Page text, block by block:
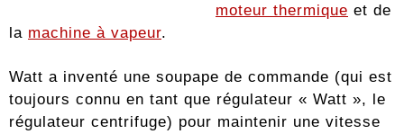
moteur thermique et de
la machine à vapeur.
Watt a inventé une soupape de commande (qui est
toujours connu en tant que régulateur « Watt », le
régulateur centrifuge) pour maintenir une vitesse